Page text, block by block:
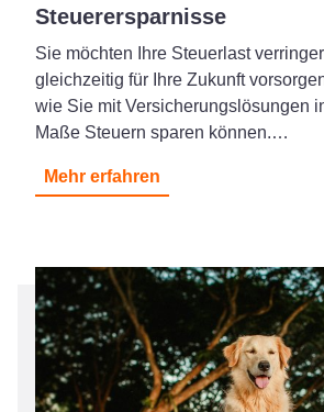
Steuerersparnisse
Sie möchten Ihre Steuerlast
gleichzeitig für Ihre Zukunft
wie Sie mit Versicherungslösungen
Maße Steuern sparen können.…
Mehr erfahren